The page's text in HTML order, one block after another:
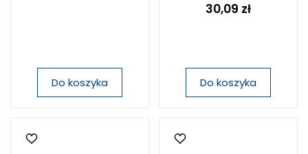
Do koszyka
30,09 zł
Do koszyka